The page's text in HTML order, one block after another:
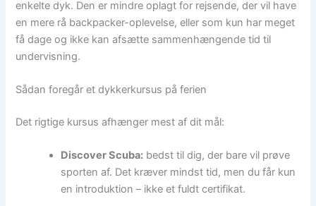
enkelte dyk. Den er mindre oplagt for rejsende, der vil have
en mere rå backpacker-oplevelse, eller som kun har meget
få dage og ikke kan afsætte sammenhængende tid til
undervisning.
Sådan foregår et dykkerkursus på ferien
Det rigtige kursus afhænger mest af dit mål:
Discover Scuba: bedst til dig, der bare vil prøve
sporten af. Det kræver mindst tid, men du får kun
en introduktion – ikke et fuldt certifikat.